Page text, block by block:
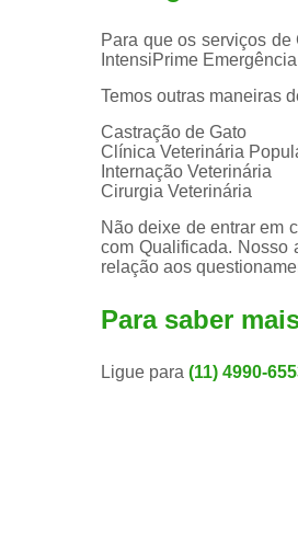
Para que os serviços
IntensiPrime
Temos outras maneiras
Castração de Gato
Clínica Veterinária
Internação Veterinária
Cirurgia Veterinária
Não deixe de entrar em
com Qualificada. Nosso
relação aos
Para saber
Ligue para (11) 4990-